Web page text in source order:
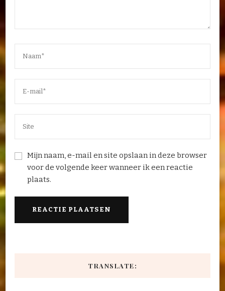
Mijn naam, e-mail en site opslaan in deze browser
voor de volgende keer wanneer ik een reactie
plaats.
TRANSLATE: